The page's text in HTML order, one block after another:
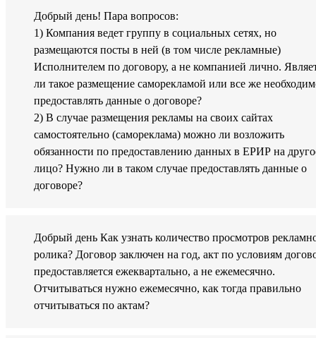
Добрый день! Пара вопросов:
1) Компания ведет группу в социальных сетях, но
размещаются посты в ней (в том числе рекламные)
Исполнителем по договору, а не компанией лично.
ли такое размещение саморекламой или все же
предоставлять данные о договоре?
2) В случае размещения рекламы на своих сайтах
самостоятельно (самореклама) можно ли возложить
обязанности по предоставлению данных в ЕРИР на
лицо? Нужно ли в таком случае предоставлять данные о
договоре?
Добрый день Как узнать количество просмотров
ролика? Договор заключен на год, акт по условиям
предоставляется ежеквартально, а не ежемесячно.
Отчитываться нужно ежемесячно, как тогда правильно
отчитываться по актам?